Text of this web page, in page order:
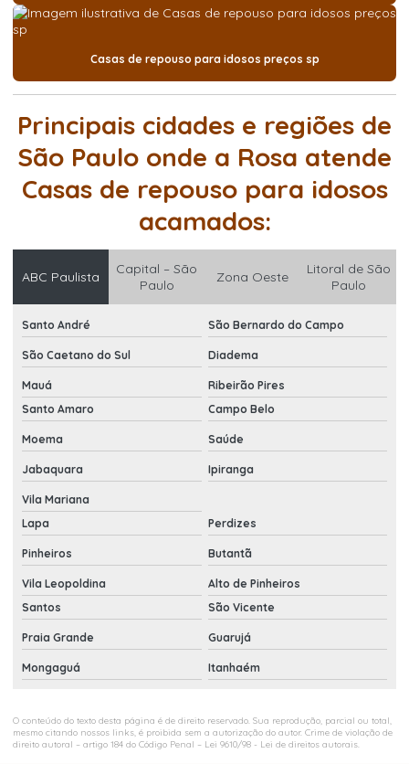
Casas de repouso para idosos preços sp
Principais cidades e regiões de
São Paulo onde a Rosa atende
Casas de repouso para idosos
acamados:
ABC Paulista
Capital – São
Paulo
Zona Oeste
Litoral de São
Paulo
Santo André São Bernardo do Campo
São Caetano do Sul Diadema
Mauá
Ribeirão Pires
Santo Amaro
Campo Belo
Moema Saúde
Jabaquara Ipiranga
Vila Mariana
Lapa
Perdizes
Pinheiros Butantã
Vila Leopoldina
Alto de Pinheiros
Santos
São Vicente
Praia Grande Guarujá
Mongaguá Itanhaém
O conteúdo do texto desta página é de direito reservado. Sua reprodução, parcial ou total,
mesmo citando nossos links, é proibida sem a autorização do autor. Crime de violação de
direito autoral – artigo 184 do Código Penal – Lei 9610/98 - Lei de direitos autorais